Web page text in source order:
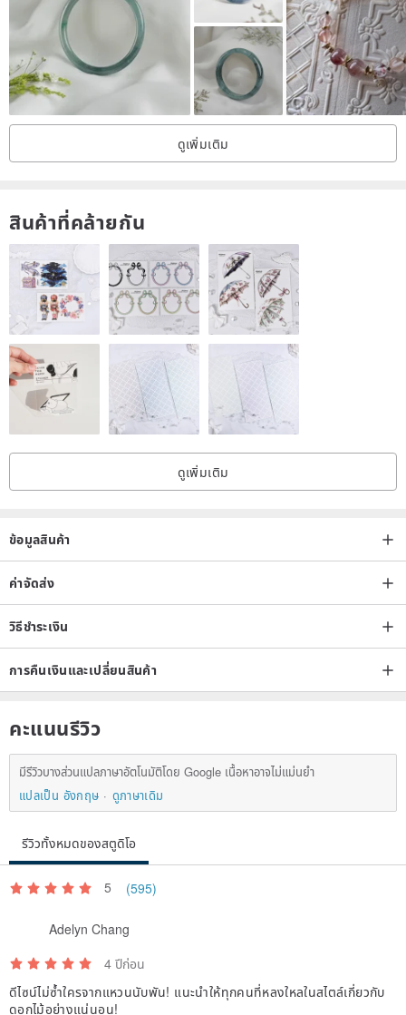
1. After wearing silver jewelry can be used to wipe the surface of
cotton or tissue, remove water and dirt, and then stored in sealed
bags, to avoid contact with air, the surface brightness weakened.
2. Do not wear silver jewelry while wearing other metal jewelry, so
as not to scratch or collision deformation.
body fat can produce natural moist gloss. (But best not to take a
bath)
4. Keep silverware dry, do not wear swimming, avoid contact with
sulfur-containing hot springs and sea water.
5. Vulcanized silver (that is, deliberately black silver), please avoid
deliberately wipe light, can not be washed with silver wash.
6, if the silver polishing cloth can be wiped clean, please do not
wash with silver water, because the silver wash water is more
7, more details of silverware can be used "100 degrees hot water +
salt bar + aluminum foil" solution soaked, you can redox!
※ silver polishing cloth small supplement
glasses, silver polishing cloth because some polishing powder, so
Origin / manufacturing methods
Made in Taiwan handmade
ดูเพิ่มเติม
สินค้าที่คล้ายกัน
ดูเพิ่มเติม
ข้อมูลสินค้า
ค่าจัดส่ง
วิธีชำระเงิน
การคืนเงินและเปลี่ยนสินค้า
คะแนนรีวิว
มีรีวิวบางส่วนแปลภาษาอัตโนมัติโดย Google เนื้อหาอาจไม่แม่นยำ
แปลเป็น อังกฤษ
ดูภาษาเดิม
รีวิวทั้งหมดของสตูดิโอ
5 (595)
Adelyn Chang
4 ปีก่อน
ดีไซน์ไม่ซ้ำใครจากแหวนนับพัน! แนะนำให้ทุกคนที่หลงใหลในสไตล์เกี่ยวกับ
ดอกไม้อย่างแน่นอน!